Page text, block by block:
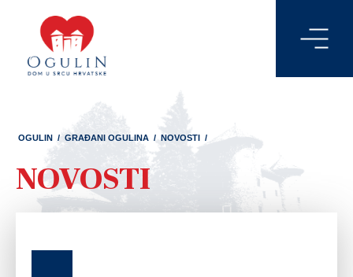
OGULIN / GRAĐANI OGULINA / NOVOSTI /
NOVOSTI